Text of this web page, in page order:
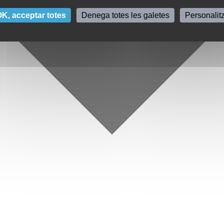
acceptar totes Denega totes les galetes